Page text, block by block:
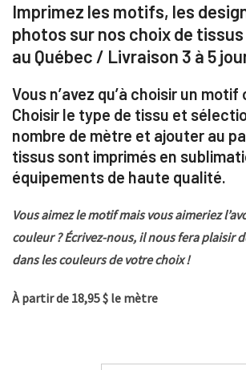
Imprimez les motifs, les
photos sur nos choix de
au Québec / Livraison 3 à 5
Vous n’avez qu’à choisir un
Choisir le type de tissu et
nombre de mètre et ajouter au
tissus sont imprimés en
équipements de haute qualité.
Vous aimez le motif mais vous aimeriez
couleur ? Écrivez-nous, il nous fera plaisir
dans les couleurs de votre choix !
À partir de 18,95 $ le mètre